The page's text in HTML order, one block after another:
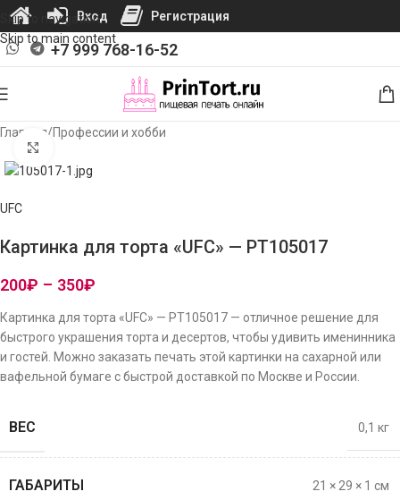
Skip to navigation
Skip to main content
+7 999 768-16-52
Главная/Профессии и хобби
UFC
Картинка для торта «UFC» — PT105017
200₽ – 350₽
Картинка для торта «UFC» — PT105017 — отличное решение для
быстрого украшения торта и десертов, чтобы удивить именинника
и гостей. Можно заказать печать этой картинки на сахарной или
вафельной бумаге с быстрой доставкой по Москве и России.
ВЕС 0,1 кг
ГАБАРИТЫ 21 × 29 × 1 см
Вход Регистрация